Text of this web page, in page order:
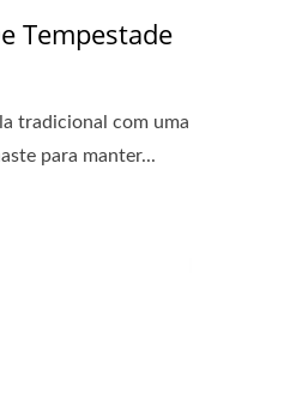
Tempestade
tradicional com uma
para manter...